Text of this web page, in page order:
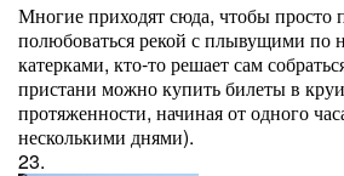
Многие приходят сюда, чтобы просто
полюбоваться рекой с плывущими по
катерками, кто-то решает сам
пристани можно купить билеты в
протяженности, начиная от одного
несколькими днями).
23.